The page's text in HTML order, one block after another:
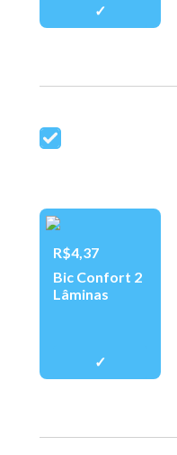
R$4,37
Bic Confort 2
Lâminas